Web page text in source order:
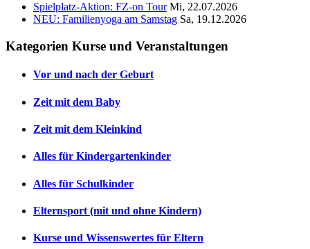
Spielplatz-Aktion: FZ-on Tour Mi, 22.07.2026
NEU: Familienyoga am Samstag Sa, 19.12.2026
Kategorien Kurse und Veranstaltungen
Vor und nach der Geburt
Zeit mit dem Baby
Zeit mit dem Kleinkind
Alles für Kindergartenkinder
Alles für Schulkinder
Elternsport (mit und ohne Kindern)
Kurse und Wissenswertes für Eltern